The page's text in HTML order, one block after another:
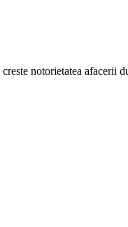
notorietatea afacerii